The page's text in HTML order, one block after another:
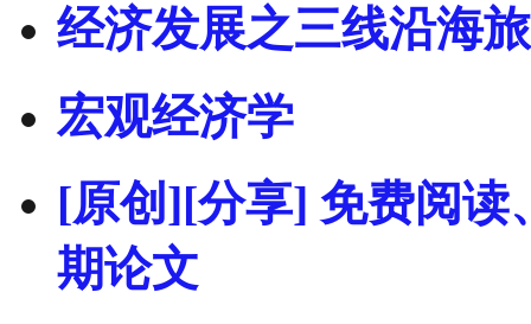
经济发展之三线沿海
宏观经济学
[原创][分享] 免费阅读
期论文